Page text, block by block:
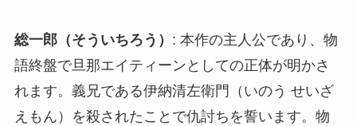
総一郎（そういちろう） : 本作の主人公であり、物
語終盤で旦那エイティーンとしての正体が明かさ
れます。義兄である伊納清左衛門（いのう せいざ
えもん）を殺されたことで仇討ちを誓います。物